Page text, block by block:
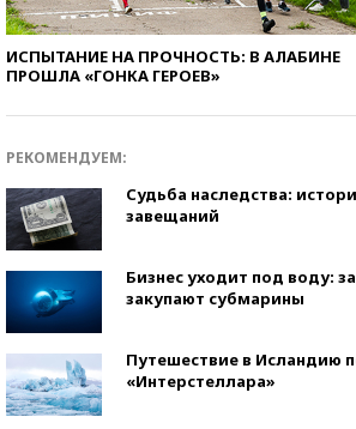
ИСПЫТАНИЕ НА ПРОЧНОСТЬ: В АЛАБИНЕ
ПРОШЛА «ГОНКА ГЕРОЕВ»
РЕКОМЕНДУЕМ:
Судьба наследства:
завещаний
Бизнес уходит под воду:
закупают субмарины
Путешествие в Исландию
«Интерстеллара»